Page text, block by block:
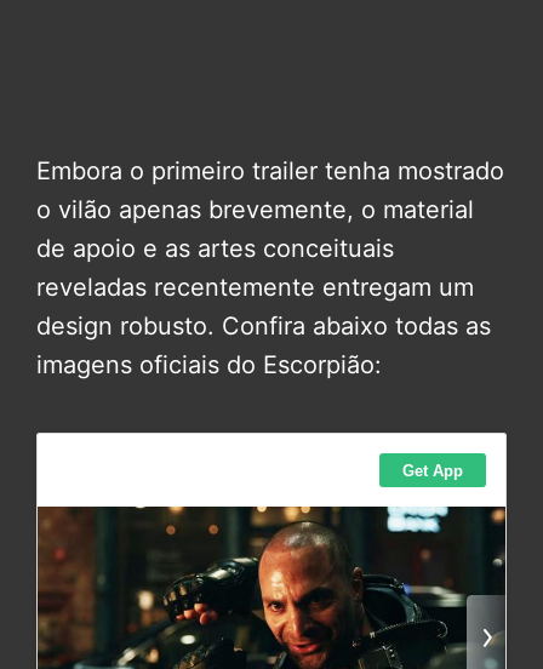
Embora o primeiro trailer tenha mostrado
o vilão apenas brevemente, o material
de apoio e as artes conceituais
reveladas recentemente entregam um
design robusto. Confira abaixo todas as
imagens oficiais do Escorpião: